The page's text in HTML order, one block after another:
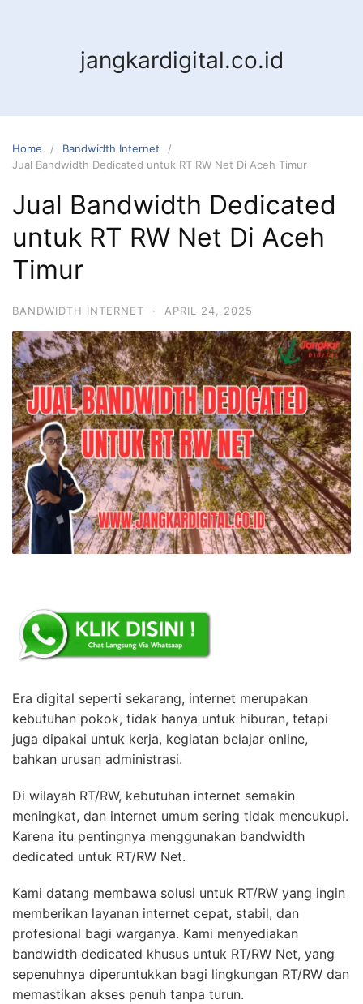
jangkardigital.co.id
Home
Bandwidth Internet
Jual Bandwidth Dedicated untuk RT RW Net Di Aceh Timur
Jual Bandwidth Dedicated
untuk RT RW Net Di Aceh
Timur
BANDWIDTH INTERNET · APRIL 24, 2025
Era digital seperti sekarang, internet merupakan
kebutuhan pokok, tidak hanya untuk hiburan, tetapi
juga dipakai untuk kerja, kegiatan belajar online,
bahkan urusan administrasi.
Di wilayah RT/RW, kebutuhan internet semakin
meningkat, dan internet umum sering tidak mencukupi.
Karena itu pentingnya menggunakan bandwidth
dedicated untuk RT/RW Net.
Kami datang membawa solusi untuk RT/RW yang ingin
memberikan layanan internet cepat, stabil, dan
profesional bagi warganya. Kami menyediakan
bandwidth dedicated khusus untuk RT/RW Net, yang
sepenuhnya diperuntukkan bagi lingkungan RT/RW dan
memastikan akses penuh tanpa turun.